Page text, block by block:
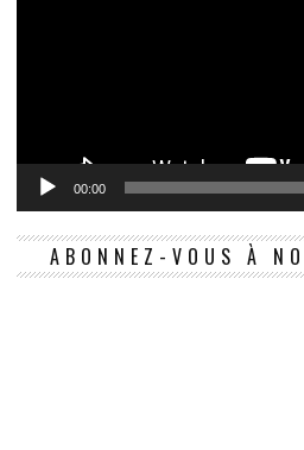
00:00
ABONNEZ-VOUS À